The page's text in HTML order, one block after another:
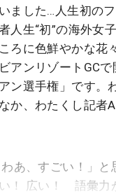
ました…人生初の
生“初”の海外女
ろに色鮮やかな花
アンリゾートGC
ン選手権」です。
か、わたくし記者
わあ、すごい！」と
！ 広い！ 語彙力